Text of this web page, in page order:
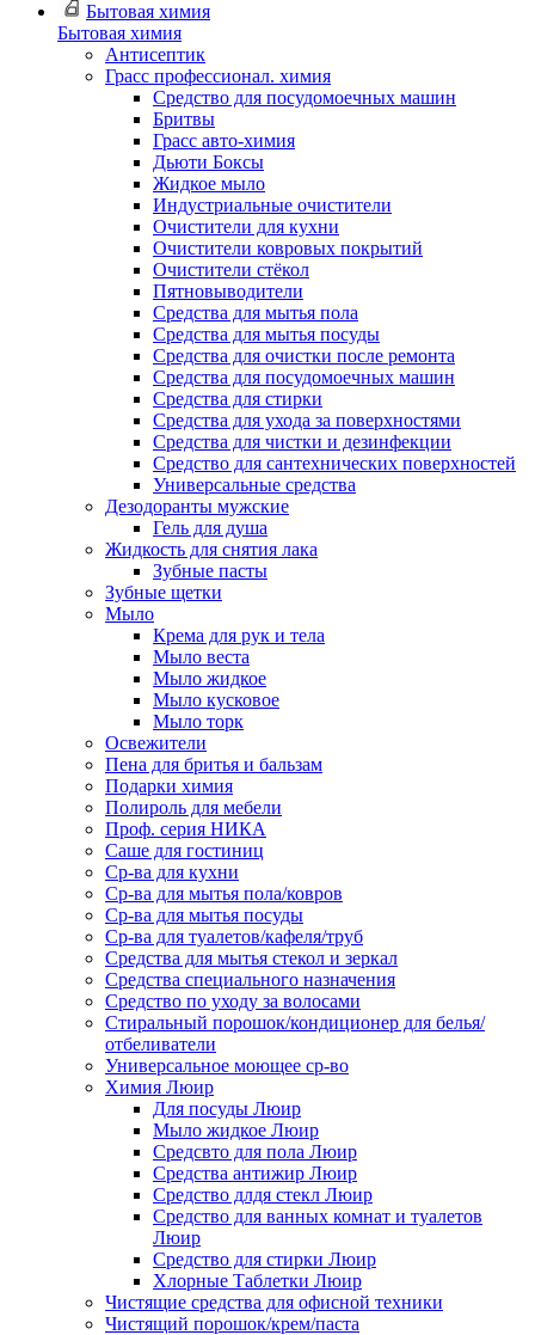
Бытовая химия
Бытовая химия
Антисептик
Грасс профессионал. химия
Cредство для посудомоечных машин
Бритвы
Грасс авто-химия
Дьюти Боксы
Жидкое мыло
Индустриальные очистители
Очистители для кухни
Очистители ковровых покрытий
Очистители стёкол
Пятновыводители
Средства для мытья пола
Средства для мытья посуды
Средства для очистки после ремонта
Средства для посудомоечных машин
Средства для стирки
Средства для ухода за поверхностями
Средства для чистки и дезинфекции
Средство для сантехнических поверхностей
Универсальные средства
Дезодоранты мужские
Гель для душа
Жидкость для снятия лака
Зубные пасты
Зубные щетки
Мыло
Крема для рук и тела
Мыло веста
Мыло жидкое
Мыло кусковое
Мыло торк
Освежители
Пена для бритья и бальзам
Подарки химия
Полироль для мебели
Проф. серия НИКА
Саше для гостиниц
Ср-ва для кухни
Ср-ва для мытья пола/ковров
Ср-ва для мытья посуды
Ср-ва для туалетов/кафеля/труб
Средства для мытья стекол и зеркал
Средства специального назначения
Средство по уходу за волосами
Стиральный порошок/кондиционер для белья/
отбеливатели
Универсальное моющее ср-во
Химия Люир
Для посуды Люир
Мыло жидкое Люир
Средсвто для пола Люир
Средства антижир Люир
Средство длдя стекл Люир
Средство для ванных комнат и туалетов
Люир
Средство для стирки Люир
Хлорные Таблетки Люир
Чистящие средства для офисной техники
Чистящий порошок/крем/паста